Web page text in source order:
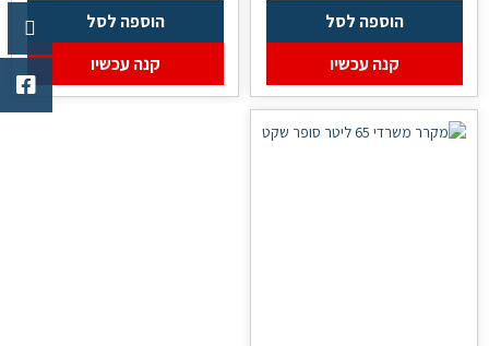
הוספה לסל
קנה עכשיו
הוספה לסל
קנה עכשיו